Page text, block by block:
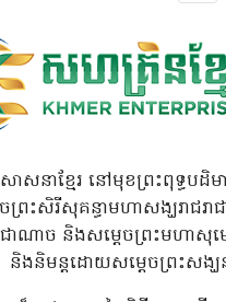
សនាខ្មែរ នៅមុខព្រះពុទ្ធបដិម
ះសិរីសុគន្ធាមហាសង្ឃរាជរា
ជាណាច និងសម្តេចព្រះមហ
និងនិមន្តដោយសម្តេចព្រះសង្